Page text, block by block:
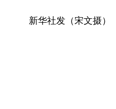
新华社发（宋文摄）